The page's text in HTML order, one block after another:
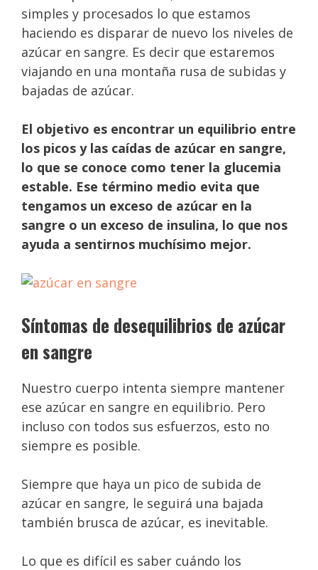
simples y procesados lo que estamos
haciendo es disparar de nuevo los niveles de
azúcar en sangre. Es decir que estaremos
viajando en una montaña rusa de subidas y
bajadas de azúcar.
El objetivo es encontrar un equilibrio entre
los picos y las caídas de azúcar en sangre,
lo que se conoce como tener la glucemia
estable. Ese término medio evita que
tengamos un exceso de azúcar en la
sangre o un exceso de insulina, lo que nos
ayuda a sentirnos muchísimo mejor.
Síntomas de desequilibrios de azúcar
en sangre
Nuestro cuerpo intenta siempre mantener
ese azúcar en sangre en equilibrio. Pero
incluso con todos sus esfuerzos, esto no
siempre es posible.
Siempre que haya un pico de subida de
azúcar en sangre, le seguirá una bajada
también brusca de azúcar, es inevitable.
Lo que es difícil es saber cuándo los